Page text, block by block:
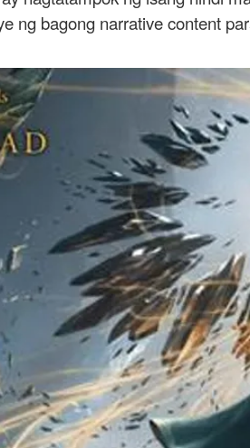
ng bagong narrative content